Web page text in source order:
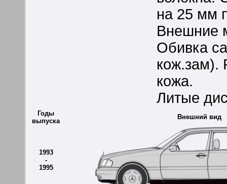
на 25 мм
Внешние
Обивка
кож.зам).
кожа.
Литые
Годы
выпуска
Внешний вид
1993
-
1995